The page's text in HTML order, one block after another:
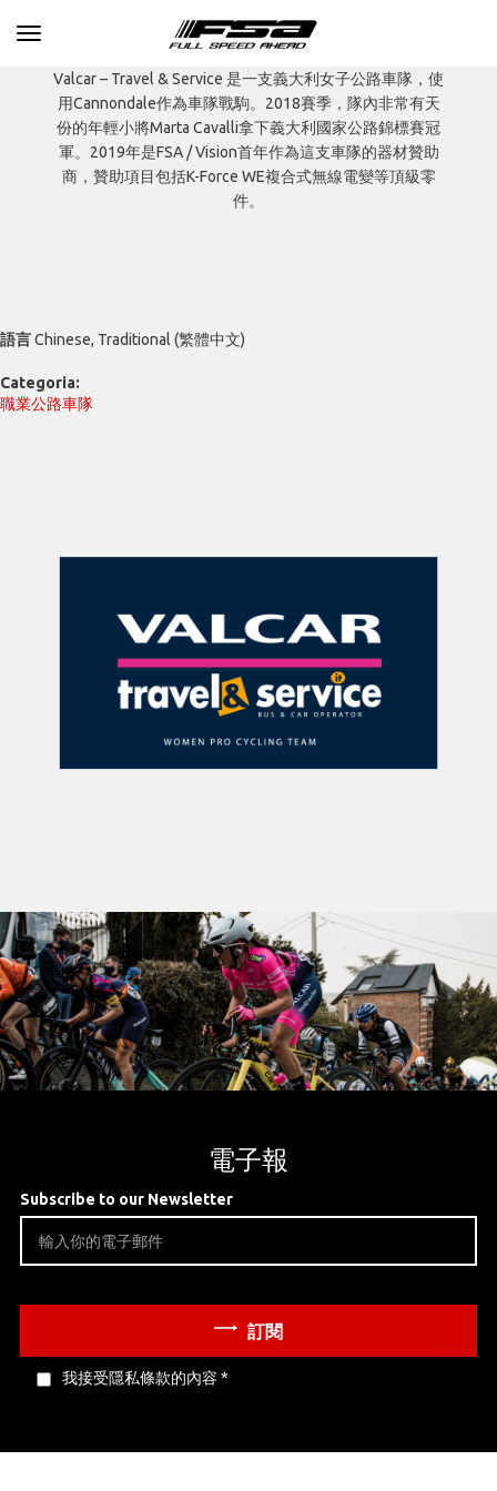
Toggle navigation
Valcar – Travel & Service 是一支義大利女子公路車隊，使
用Cannondale作為車隊戰駒。2018賽季，隊內非常有天
份的年輕小將Marta Cavalli拿下義大利國家公路錦標賽冠
軍。2019年是FSA / Vision首年作為這支車隊的器材贊助
商，贊助項目包括K-Force WE複合式無線電變等頂級零
件。
語言Chinese, Traditional (繁體中文)
Categoria:
職業公路車隊
電子報
Subscribe to our Newsletter
訂閱
我接受隱私條款的內容 *